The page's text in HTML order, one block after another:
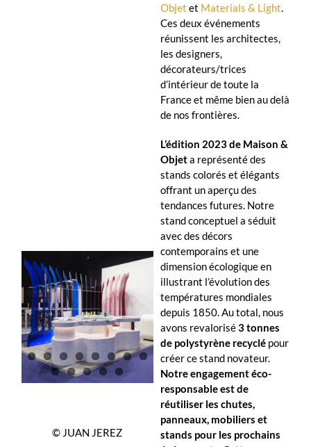
© JUAN JEREZ
Objet et Materials & Light.
Ces deux événements
réunissent les architectes,
les designers,
décorateurs/trices
d’intérieur de toute la
France et même bien au delà
de nos frontières.
L’édition 2023 de Maison &
Objeta représenté des
stands colorés et élégants
offrant un aperçu des
tendances futures. Notre
stand conceptuel a séduit
avec des décors
contemporains et une
dimension écologique en
illustrant l’évolution des
températures mondiales
depuis 1850. Au total, nous
avons revalorisé3 tonnes
de polystyrène recyclépour
créer ce stand novateur.
Notre engagement éco-
responsable est de
réutiliser les chutes,
panneaux, mobiliers et
stands pour les prochains